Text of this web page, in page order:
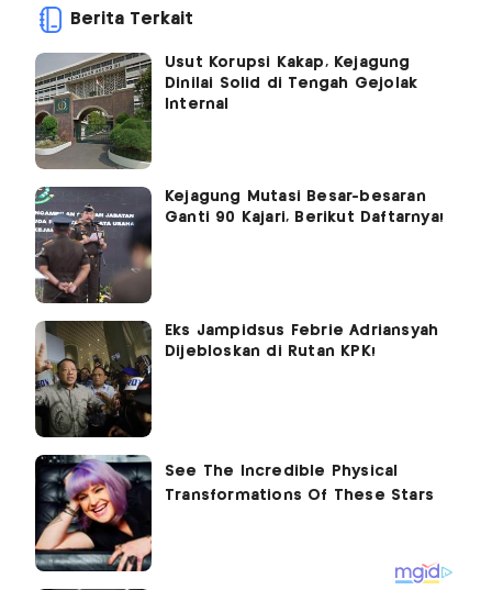
Berita Terkait
Usut Korupsi Kakap, Kejagung
Dinilai Solid di Tengah Gejolak
Internal
Kejagung Mutasi Besar-besaran
Ganti 90 Kajari, Berikut Daftarnya!
Eks Jampidsus Febrie Adriansyah
Dijebloskan di Rutan KPK!